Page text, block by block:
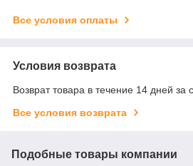
Все условия оплаты
Условия возврата
Возврат товара в течение 14 дней за
Все условия возврата
Подобные товары компании